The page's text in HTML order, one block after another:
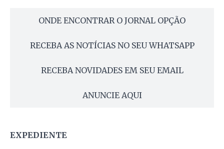
ONDE ENCONTRAR O JORNAL OPÇÃO
RECEBA AS NOTÍCIAS NO SEU WHATSAPP
RECEBA NOVIDADES EM SEU EMAIL
ANUNCIE AQUI
EXPEDIENTE